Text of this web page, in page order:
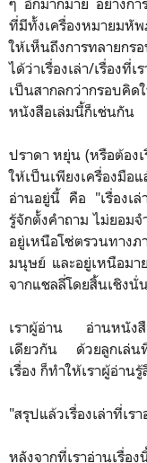
ที่มีทั้งเครื่องหมายมหั
ให้เห็นถึงการทลายกร
ได้ว่าเรื่องเล่า/เรื่องที่
เป็นสากลกว่ากรอบ
หนังสือเล่มนี้ก็เช่นกัน
ปราดา หยุ่น (หรือต้อง
ให้เป็นเพียงเครื่องมือ
อ่านอยู่นี้ คือ "เรื่องเ
รู้จักตั้งคำถาม ไม่ยอม
อยู่เหนือโซ่ตรวนทาง
มนุษย์ และอยู่เหนือมา
จากแชลลี่โดยสิ้นเชิงนั่
เราผู้อ่าน อ่านหนัง
เดียวกัน ด้วยลูกเล่นที่
เรื่อง ก็ทำให้เราผู้อ่านรู้
"สรุปแล้วเรื่องเล่าที่เร
หลังจากที่เราอ่านเรื่อ